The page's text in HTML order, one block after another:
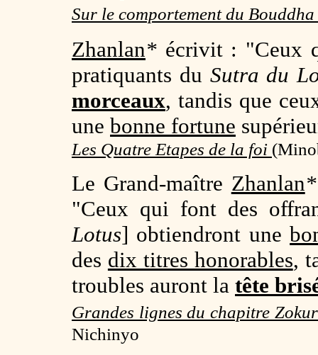
Sur le comportement du Bouddha
Zhanlan* écrivit : "Ceux
pratiquants du Sutra du
morceaux, tandis que
une bonne fortune
Les Quatre Etapes de la foi
Le Grand-maître Zhanlan*
"Ceux qui font des
Lotus] obtiendront une
des dix titres honorables,
troubles auront la tête
Grandes lignes du chapitre
Nichinyo